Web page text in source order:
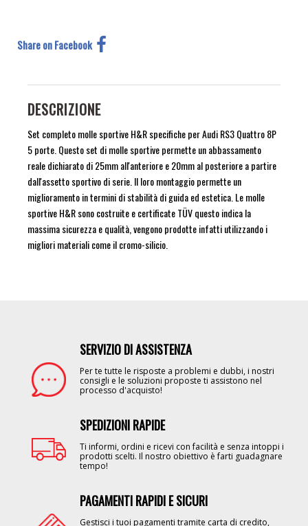
Share on Facebook
DESCRIZIONE
Set completo molle sportive H&R specifiche per Audi RS3 Quattro 8P
5 porte. Questo set di molle sportive permette un abbassamento
reale dichiarato di 25mm all'anteriore e 20mm al posteriore a partire
dall'assetto sportivo di serie. Il loro montaggio permette un
miglioramento in termini di stabilità di guida ed estetica. Le molle
sportive H&R sono costruite e certificate TÜV questo indica la
massima sicurezza e qualità, vengono prodotte infatti utilizzando i
migliori materiali come il cromo-silicio.
SERVIZIO DI ASSISTENZA
Per te tutte le risposte a problemi e dubbi, i nostri
consigli e le soluzioni proposte ti assistono nel
processo d'acquisto!
SPEDIZIONI RAPIDE
Ti informi, ordini e ricevi con facilità e senza intoppi i
prodotti scelti. Il nostro obiettivo è farti guadagnare
tempo!
PAGAMENTI RAPIDI E SICURI
Gestisci i tuoi pagamenti tramite carta di credito,